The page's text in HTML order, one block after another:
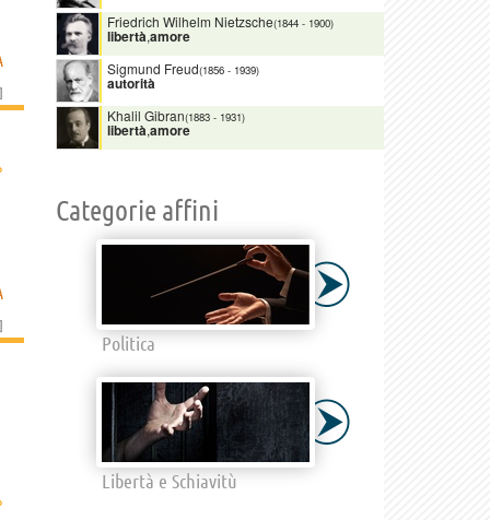
]
]
Friedrich Wilhelm Nietzsche(1844 - 1900)
libertà,amore
Sigmund Freud(1856 - 1939)
autorità
Khalil Gibran(1883 - 1931)
libertà,amore
Categorie affini
Politica
Libertà e Schiavitù